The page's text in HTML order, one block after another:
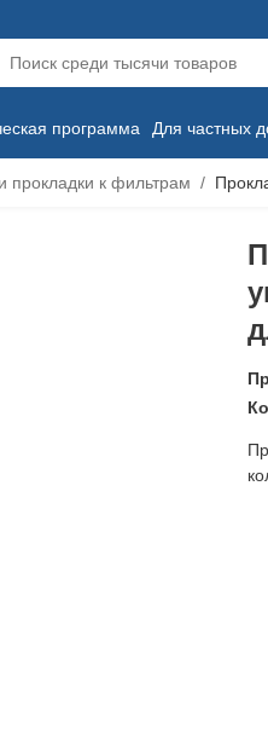
программа Для частных
прокладки к фильтрам